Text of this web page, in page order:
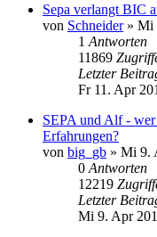
Sepa verlangt BIC
von Schneider» Mi
1 Antworten
11869
Letzter
Fr 11. Apr
SEPA und Alf -
Erfahrungen?
von big_gb » Mi 9.
0 Antworten
12219
Letzter
Mi 9. Apr